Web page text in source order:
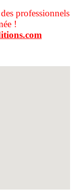
professionnels
!